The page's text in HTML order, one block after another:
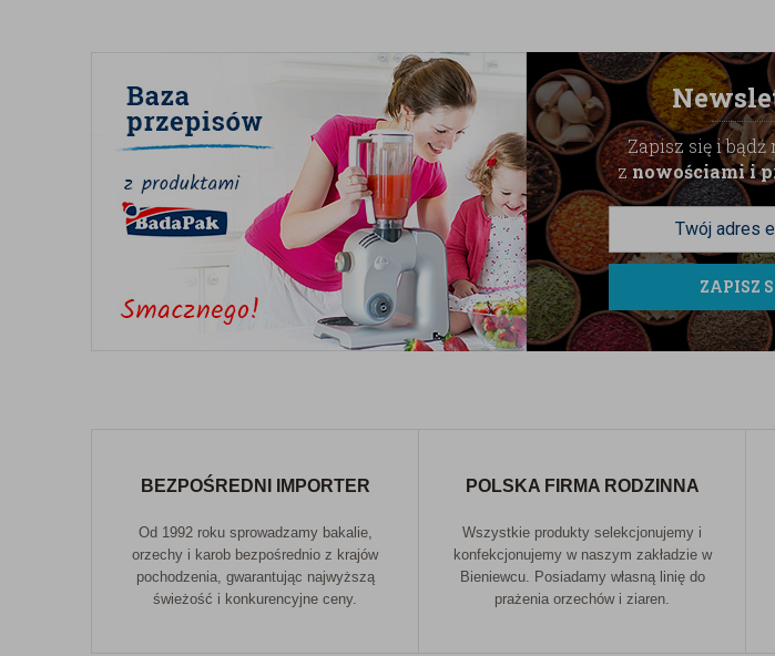
Zapisz się i bądź
znowościami i
ZAPISZ
BEZPOŚREDNI IMPORTER
Od 1992 roku sprowadzamy bakalie,
orzechy i karob bezpośrednio z krajów
pochodzenia, gwarantując najwyższą
świeżość i konkurencyjne ceny.
POLSKA FIRMA RODZINNA
Wszystkie produkty selekcjonujemy i
konfekcjonujemy w naszym zakładzie w
Bieniewcu. Posiadamy własną linię do
prażenia orzechów i ziaren.